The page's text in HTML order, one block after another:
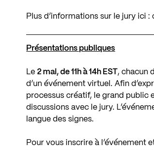
Plus d’informations sur le jury ici :
Présentations publiques
Le2 mai, de 11h à 14h EST, chacun
d’un événement virtuel. Afin
processus créatif, le grand public
discussions avec le jury.
langue des signes.
Pour vous inscrire à l’événement